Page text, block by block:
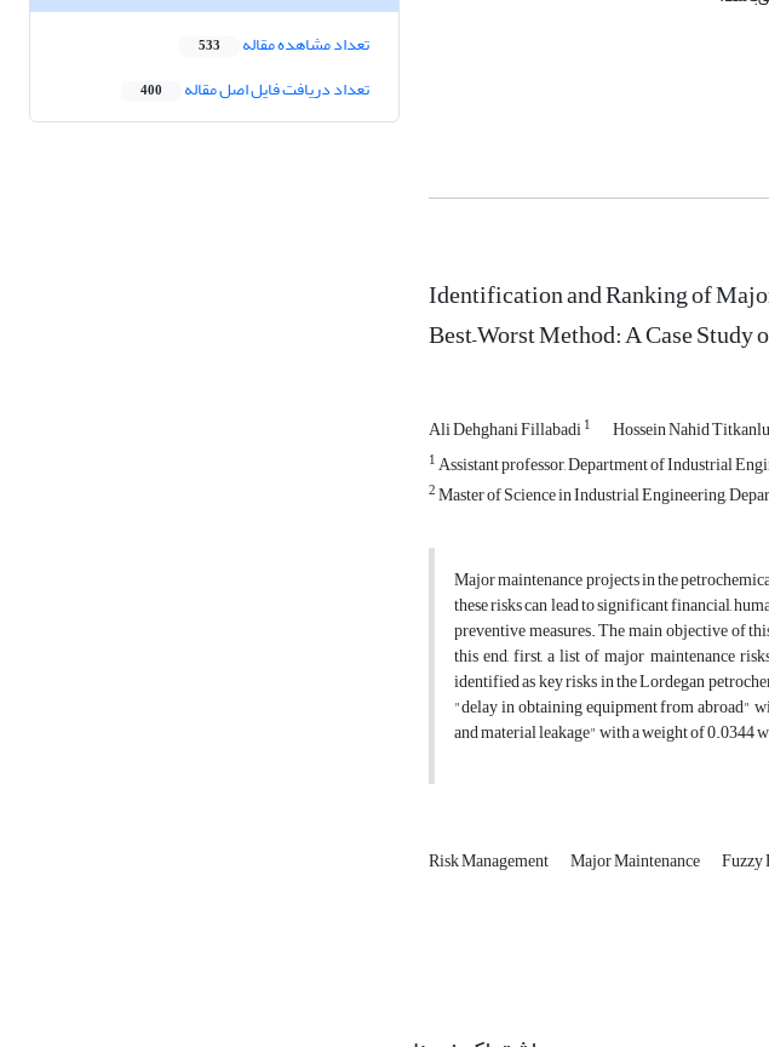
Identification and Ranking of
Best–Worst Method: A Case
Ali Dehghani Fillabadi1 Hossein Nahid Titkanlu
1Assistant professor, Department of Industrial
2Master of Science in Industrial Engineering,
Major maintenance projects in the
these risks can lead to significant financial,
preventive measures. The main objective of
this end, first, a list of major maintenance
identified as key risks in the Lordegan
"delay in obtaining equipment from abroad"
and material leakage" with a weight of 0.0344
Risk Management Major Maintenance Fuzzy
تعداد مشاهده مقاله 533
تعداد دریافت فایل اصل مقاله 400